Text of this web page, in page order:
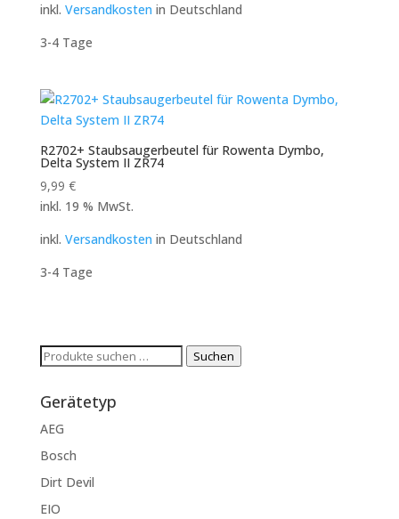
inkl. Versandkosten in Deutschland
3-4 Tage
R2702+ Staubsaugerbeutel für Rowenta Dymbo,
Delta System II ZR74
9,99 €
inkl. 19 % MwSt.
inkl. Versandkosten in Deutschland
3-4 Tage
Suchen
Suchen
Gerätetyp
AEG
Bosch
Dirt Devil
EIO